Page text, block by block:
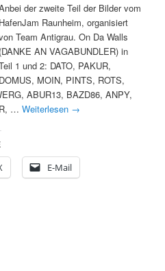
der zweite Teil der Bilder vom
HafenJam Raunheim, organisiert
Team Antigrau. On Da Walls
(DANKE AN VAGABUNDLER) in
1 und 2: DATO, PAKUR,
DOMUS, MOIN, PINTS, ROTS,
ABUR13, BAZD86, ANPY,
…Weiterlesen →
E-Mail